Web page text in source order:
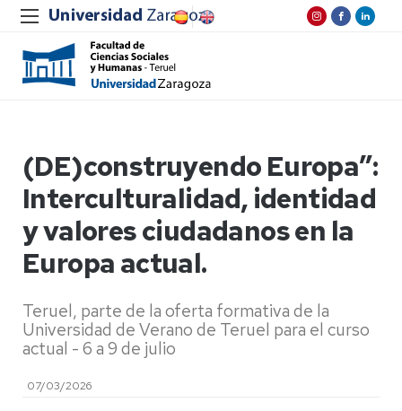
(DE)construyendo Europa”:
Interculturalidad, identidad
y valores ciudadanos en la
Europa actual.
Teruel, parte de la oferta formativa de la
Universidad de Verano de Teruel para el curso
actual - 6 a 9 de julio
07/03/2026